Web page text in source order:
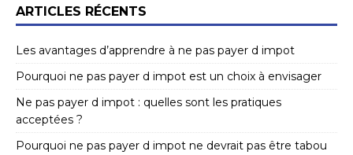
ARTICLES RÉCENTS
Les avantages d’apprendre à ne pas payer d impot
Pourquoi ne pas payer d impot est un choix à envisager
Ne pas payer d impot : quelles sont les pratiques
acceptées ?
Pourquoi ne pas payer d impot ne devrait pas être tabou